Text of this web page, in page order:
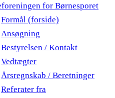
for Børnesporet
Formål (forside)
Ansøgning
Bestyrelsen / Kontakt
Vedtægter
Årsregnskab / Beretninger
Referater fra